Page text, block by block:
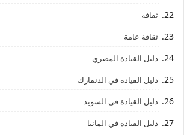
ثقافة
ثقافة عامة
دليل القيادة المصري
دليل القيادة في الدنمارك
دليل القيادة في السويد
دليل القيادة في المانيا